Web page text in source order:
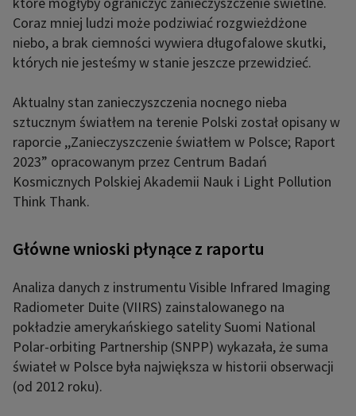
Coraz mniej ludzi może podziwiać rozgwieżdżone
niebo, a brak ciemności wywiera długofalowe skutki,
których nie jesteśmy w stanie jeszcze przewidzieć.
Aktualny stan zanieczyszczenia nocnego nieba
sztucznym światłem na terenie Polski został opisany w
raporcie ,,Zanieczyszczenie światłem w Polsce; Raport
2023” opracowanym przez Centrum Badań
Kosmicznych Polskiej Akademii Nauk i Light Pollution
Think Thank.
Główne wnioski płynące z raportu
Analiza danych z instrumentu Visible Infrared Imaging
Radiometer Duite (VIIRS) zainstalowanego na
pokładzie amerykańskiego satelity Suomi National
Polar-orbiting Partnership (SNPP) wykazała, że suma
świateł w Polsce była największa w historii obserwacji
(od 2012 roku).